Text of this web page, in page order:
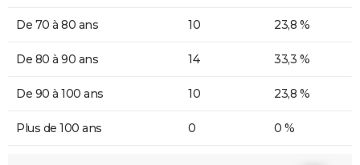
De 70 à 80 ans 10 23,8 %
De 80 à 90 ans 14 33,3 %
De 90 à 100 ans 10 23,8 %
Plus de 100 ans 0 0 %